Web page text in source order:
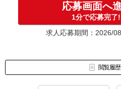
応募画面へ
1分で応募完了
求人応募期間：2026/
閲覧履